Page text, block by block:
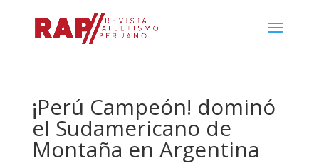
¡Perú Campeón! dominó
el Sudamericano de
Montaña en Argentina